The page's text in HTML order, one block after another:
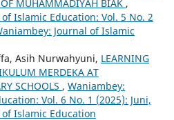
MUHAMMADIYAH BIAK ,
Islamic Education: Vol. 5 No. 2
Journal of Islamic
Asih Nurwahyuni, LEARNING
MERDEKA AT
SCHOOLS , Waniambey:
Vol. 6 No. 1 (2025): Juni,
Islamic Education